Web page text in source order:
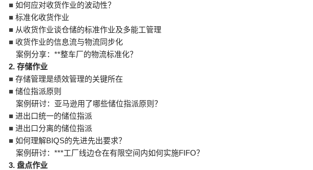
■ 如何应对收货作业的波动性？
■ 标准化收货作业
■ 从收货作业谈仓储的标准作业及多能工管理
■ 收货作业的信息流与物流同步化
案例分享：**整车厂的物流标准化？
2. 存储作业
■ 存储管理是绩效管理的关键所在
■ 储位指派原则
案例研讨：亚马逊用了哪些储位指派原则？
■ 进出口统一的储位指派
■ 进出口分离的储位指派
■ 如何理解BIQS的先进先出要求？
案例研讨：***工厂线边仓在有限空间内如何实施FIFO？
3. 盘点作业